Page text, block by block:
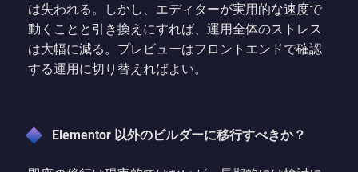
は失われる。しかし、エディターが実用的な速度で
動くことと引き換えにすれば、運用全体のストレス
は大幅に減る。プレビューはフロントエンドで確認
する運用に切り替えればよい。
Elementor 以外のビルダーに移行すべきか？